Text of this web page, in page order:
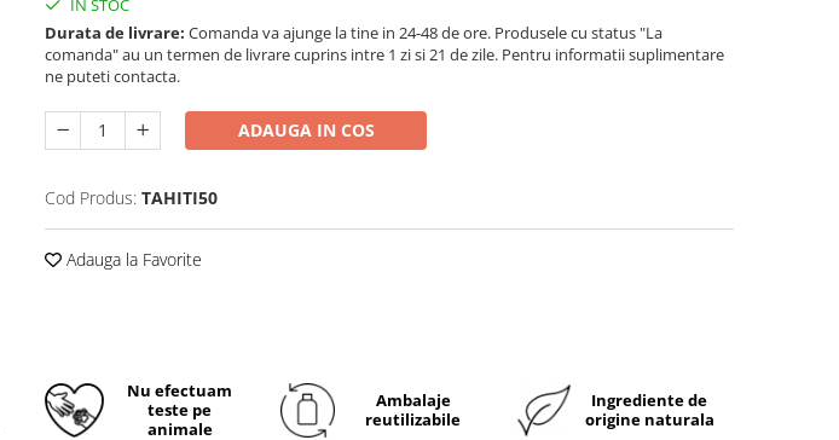
IN STOC
Durata de livrare: Comanda va ajunge la tine in 24-48 de ore. Produsele cu status "La
comanda" au un termen de livrare cuprins intre 1 zi si 21 de zile. Pentru informatii suplimentare
ne puteti contacta.
ADAUGA IN COS
Cod Produs: TAHITI50
Adauga la Favorite
Nu efectuam
teste pe
animale
Ambalaje
reutilizabile
Ingrediente de
origine naturala